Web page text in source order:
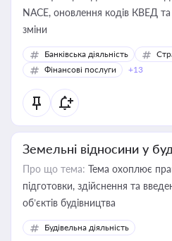
NACE, оновлення кодів КВЕД та
зміни
Банківська діяльність
Фінансові послуги
+13
Земельні відносини у
Про що тема: Тема охоплює
підготовки, здійснення та
об’єктів будівництва
Будівельна діяльність